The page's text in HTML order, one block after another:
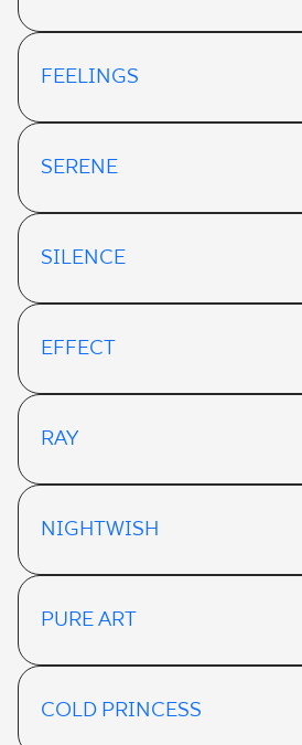
FEELINGS
SERENE
SILENCE
EFFECT
RAY
NIGHTWISH
PURE ART
COLD PRINCESS